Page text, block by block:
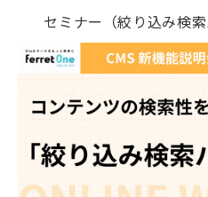
セミナー（絞り込み検